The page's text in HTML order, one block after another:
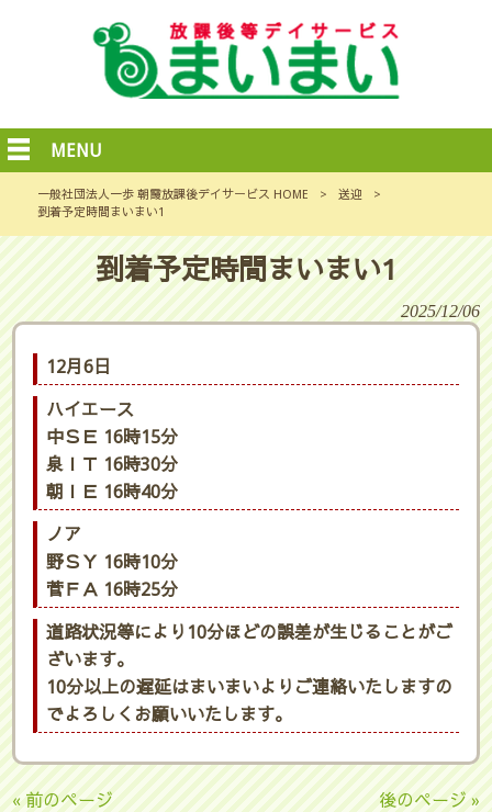
MENU
一般社団法人一歩 朝霞放課後デイサービス HOME > 送迎
>
到着予定時間まいまい1
到着予定時間まいまい1
2025/12/06
12月6日
ハイエース
中ＳＥ 16時15分
泉ＩＴ 16時30分
朝ＩＥ 16時40分
ノア
野ＳＹ 16時10分
菅ＦＡ 16時25分
道路状況等により10分ほどの誤差が生じることがご
ざいます。
10分以上の遅延はまいまいよりご連絡いたしますの
でよろしくお願いいたします。
« 前のページ 後のページ »